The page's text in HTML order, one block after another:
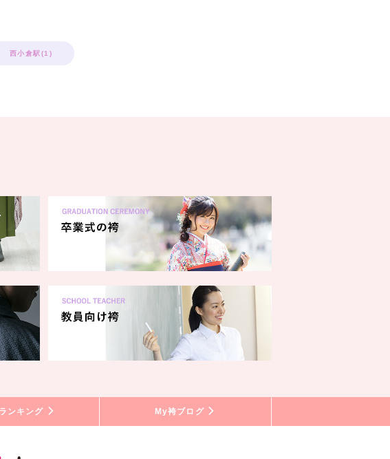
西小倉駅(1)
ンキング My袴ブログ